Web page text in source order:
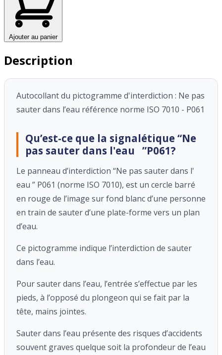
Ajouter au panier
Description
Autocollant du pictogramme d'interdiction : Ne pas
sauter dans l’eau référence norme ISO 7010 - P061
Qu’est-ce que la signalétique “Ne
pas sauter dans l'eau ”P061?
Le panneau d’interdiction “Ne pas sauter dans l'
eau ” P061 (norme ISO 7010), est un cercle barré
en rouge de l’image sur fond blanc d’une personne
en train de sauter d’une plate-forme vers un plan
d’eau.
Ce pictogramme indique l’interdiction de sauter
dans l’eau.
Pour sauter dans l’eau, l’entrée s’effectue par les
pieds, à l’opposé du plongeon qui se fait par la
tête, mains jointes.
Sauter dans l’eau présente des risques d’accidents
souvent graves quelque soit la profondeur de l’eau